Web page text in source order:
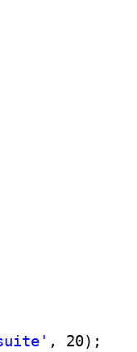
, 20);